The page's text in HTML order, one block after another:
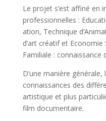
Le projet s’est affiné en
professionnelles :
ation, Technique
d’art créatif et Economie
Familiale : connaissance
D’une manière
connaissances des
artistique et plus
film documentaire.